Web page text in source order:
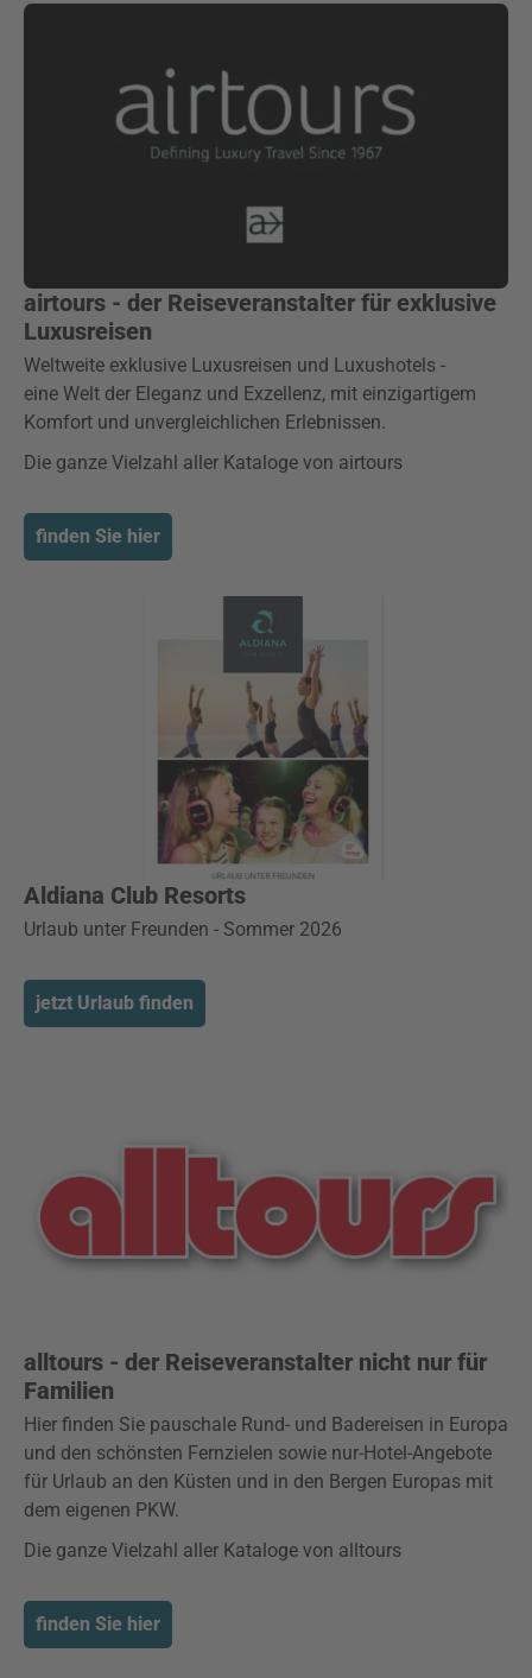
airtours - der Reiseveranstalter für exklusive
Luxusreisen
Weltweite exklusive Luxusreisen und Luxushotels -
eine Welt der Eleganz und Exzellenz, mit einzigartigem
Komfort und unvergleichlichen Erlebnissen.
Die ganze Vielzahl aller Kataloge von airtours
finden Sie hier
Aldiana Club Resorts
Urlaub unter Freunden - Sommer 2026
jetzt Urlaub finden
alltours - der Reiseveranstalter nicht nur für
Familien
Hier finden Sie pauschale Rund- und Badereisen in Europa
und den schönsten Fernzielen sowie nur-Hotel-Angebote
für Urlaub an den Küsten und in den Bergen Europas mit
dem eigenen PKW.
Die ganze Vielzahl aller Kataloge von alltours
finden Sie hier